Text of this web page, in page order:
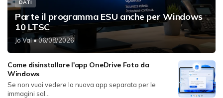
DATI
Parte il programma ESU anche per Windows
10 LTSC
Jo Val• 06/08/2026
Come disinstallare l'app OneDrive Foto da
Windows
Se non vuoi vedere la nuova app separata per le
immagini sal...